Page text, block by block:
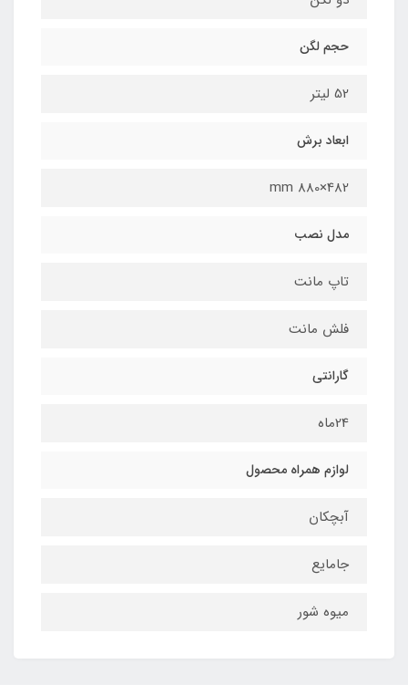
حجم لگن
52 لیتر
ابعاد برش
482×880 mm
مدل نصب
تاپ مانت
فلش مانت
گارانتی
24ماه
لوازم همراه محصول
آبچکان
جامایع
میوه شور